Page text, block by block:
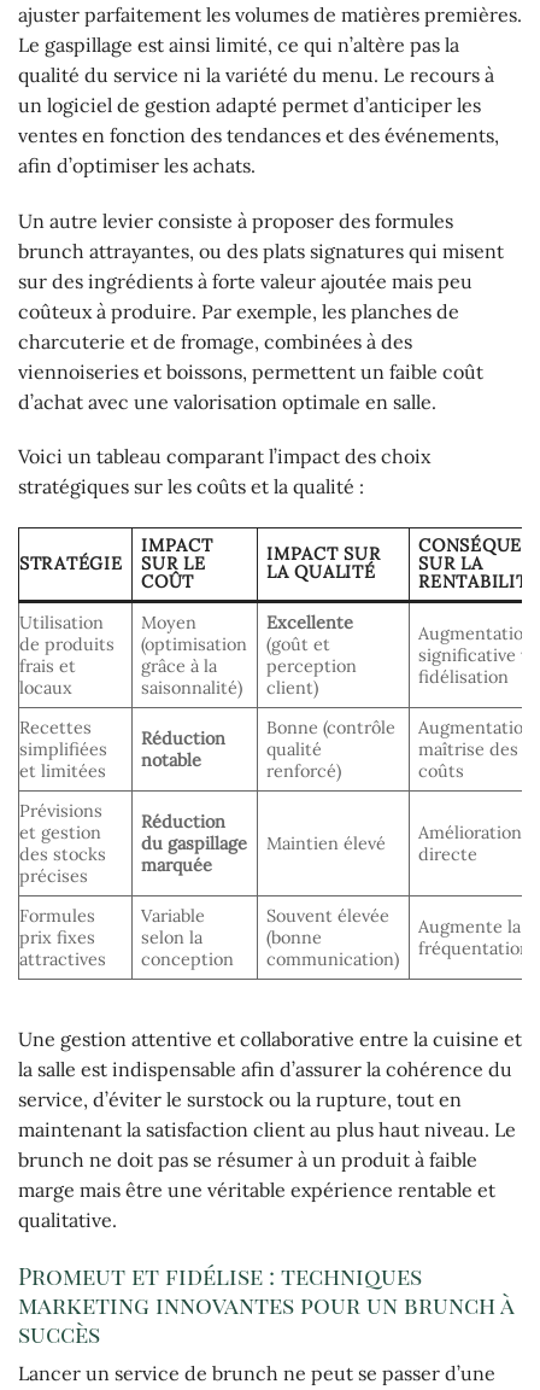
ajuster parfaitement les volumes de matières premières.
Le gaspillage est ainsi limité, ce qui n’altère pas la
qualité du service ni la variété du menu. Le recours à
un logiciel de gestion adapté permet d’anticiper les
ventes en fonction des tendances et des événements,
afin d’optimiser les achats.
Un autre levier consiste à proposer des formules
brunch attrayantes, ou des plats signatures qui misent
sur des ingrédients à forte valeur ajoutée mais peu
coûteux à produire. Par exemple, les planches de
charcuterie et de fromage, combinées à des
viennoiseries et boissons, permettent un faible coût
d’achat avec une valorisation optimale en salle.
Voici un tableau comparant l’impact des choix
stratégiques sur les coûts et la qualité :
STRATÉGIE
IMPACT
SUR LE
COÛT
IMPACT SUR
LA QUALITÉ
SUR LA
RENTABILITÉ
Utilisation
de produits
frais et
locaux
Moyen
(optimisation
grâce à la
saisonnalité)
Excellente
(goût et
perception
client)
Augmentation
significative
fidélisation
Recettes
simplifiées
et limitées
Réduction
notable
Bonne (contrôle
qualité
renforcé)
Augmentation
maîtrise des
coûts
Prévisions
et gestion
des stocks
précises
Réduction
du gaspillage
marquée
Maintien élevé
Amélioration
directe
Formules
prix fixes
attractives
Variable
selon la
conception
Souvent élevée
(bonne
communication)
Augmente la
fréquentation
Une gestion attentive et collaborative entre la cuisine et
la salle est indispensable afin d’assurer la cohérence du
service, d’éviter le surstock ou la rupture, tout en
maintenant la satisfaction client au plus haut niveau. Le
brunch ne doit pas se résumer à un produit à faible
marge mais être une véritable expérience rentable et
qualitative.
Promeut et fidélise : techniques
marketing innovantes pour un brunch à
succès
Lancer un service de brunch ne peut se passer d’une